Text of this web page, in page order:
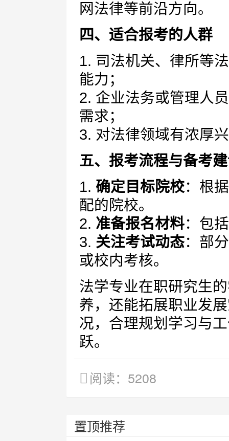
网法律等前沿方向。
四、适合报考的人群
1. 司法机关、律所等
能力；
2. 企业法务或管理人
需求；
3. 对法律领域有浓厚
五、报考流程与备考
1. 确定目标院校：根
配的院校。
2. 准备报名材料：包
3. 关注考试动态：部
或校内考核。
法学专业在职研究生
养，还能拓展职业发
况，合理规划学习与
跃。
阅读：5208
置顶推荐